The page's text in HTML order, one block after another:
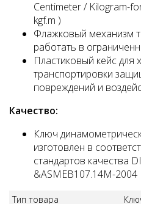
Centimeter / Kilogram-
kgf.m )
Флажковый механизм
работать в
Пластиковый кейс для
транспортировки
повреждений и
Качество:
Ключ
изготовлен в
стандартов качества
&ASMEB107.14M-2004
Тип товара